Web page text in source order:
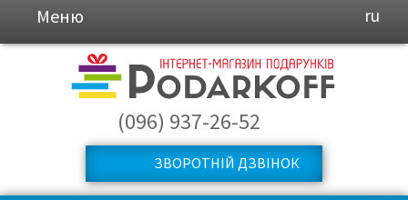
Меню ru
(096) 937-26-52
ЗВОРОТНІЙ ДЗВІНОК